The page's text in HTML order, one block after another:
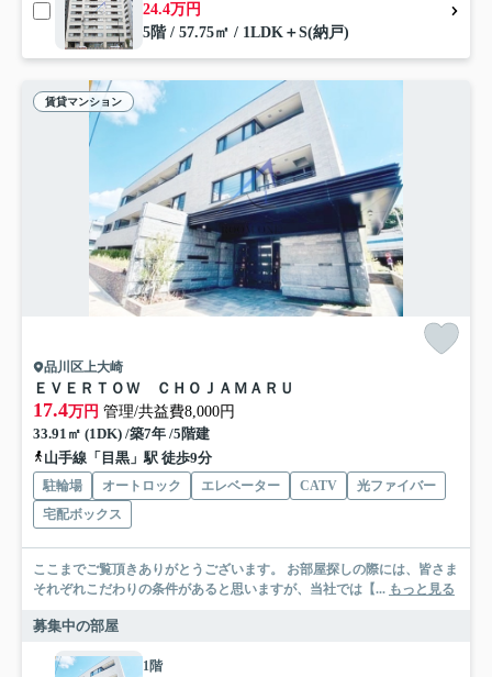
24.4万円
5階 / 57.75㎡ / 1LDK＋S(納戸)
賃貸マンション
品川区上大崎
ＥＶＥＲＴＯＷ ＣＨＯＪＡＭＡＲＵ
17.4万円 管理/共益費8,000円
33.91㎡ (1DK) /築7年 /5階建
山手線「目黒」駅 徒歩9分
駐輪場 オートロック エレベーター CATV
光ファイバー
宅配ボックス
ここまでご覧頂きありがとうございます。 お部屋探しの際には、皆さま
それぞれこだわりの条件があると思いますが、当社では【... もっと見る
募集中の部屋
1階